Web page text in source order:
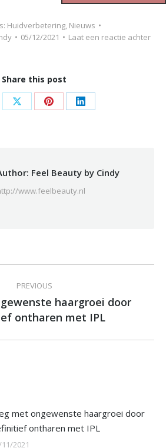
Huidverbetering, Nieuws
05/12/2021 Laat een reactie achter
Share this post
Share Share Share
Feel Beauty by Cindy
www.feelbeauty.nl
PREVIOUS
Previous
post:
haargroei door
ontharen met IPL
met ongewenste haargroei door
ontharen met IPL
2021